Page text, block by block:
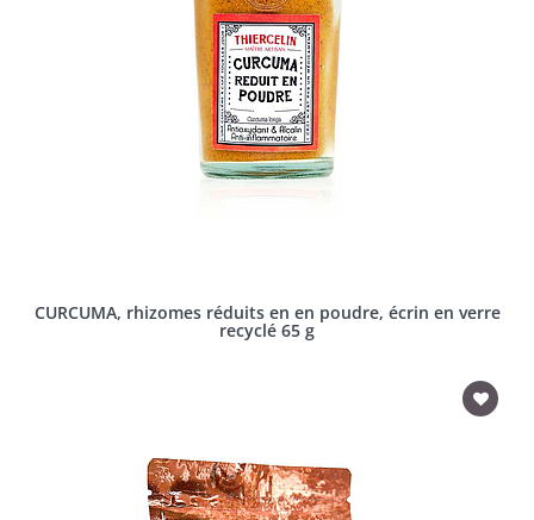
CURCUMA, rhizomes réduits en en poudre, écrin en verre
recyclé 65 g